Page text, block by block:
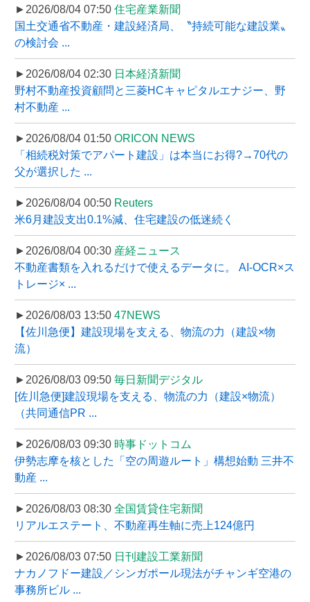
►2026/08/04 07:50 住宅産業新聞
国土交通省不動産・建設経済局、〝持続可能な建設業〟
の検討会 ...
►2026/08/04 02:30 日本経済新聞
野村不動産投資顧問と三菱HCキャピタルエナジー、野
村不動産 ...
►2026/08/04 01:50 ORICON NEWS
「相続税対策でアパート建設」は本当にお得?→70代の
父が選択した ...
►2026/08/04 00:50 Reuters
米6月建設支出0.1%減、住宅建設の低迷続く
►2026/08/04 00:30 産経ニュース
不動産書類を入れるだけで使えるデータに。 AI-OCR×ス
トレージ× ...
►2026/08/03 13:50 47NEWS
【佐川急便】建設現場を支える、物流の力（建設×物
流）
►2026/08/03 09:50 毎日新聞デジタル
[佐川急便]建設現場を支える、物流の力（建設×物流）
（共同通信PR ...
►2026/08/03 09:30 時事ドットコム
伊勢志摩を核とした「空の周遊ルート」構想始動 三井不
動産 ...
►2026/08/03 08:30 全国賃貸住宅新聞
リアルエステート、不動産再生軸に売上124億円
►2026/08/03 07:50 日刊建設工業新聞
ナカノフドー建設／シンガポール現法がチャンギ空港の
事務所ビル ...